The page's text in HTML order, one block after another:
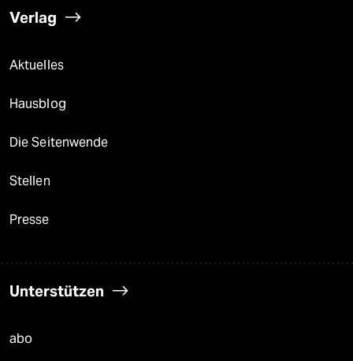
Verlag
Aktuelles
Hausblog
Die Seitenwende
Stellen
Presse
Unterstützen
abo